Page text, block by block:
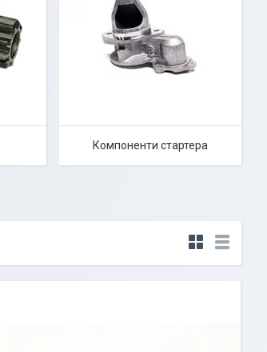
Компоненти стартера